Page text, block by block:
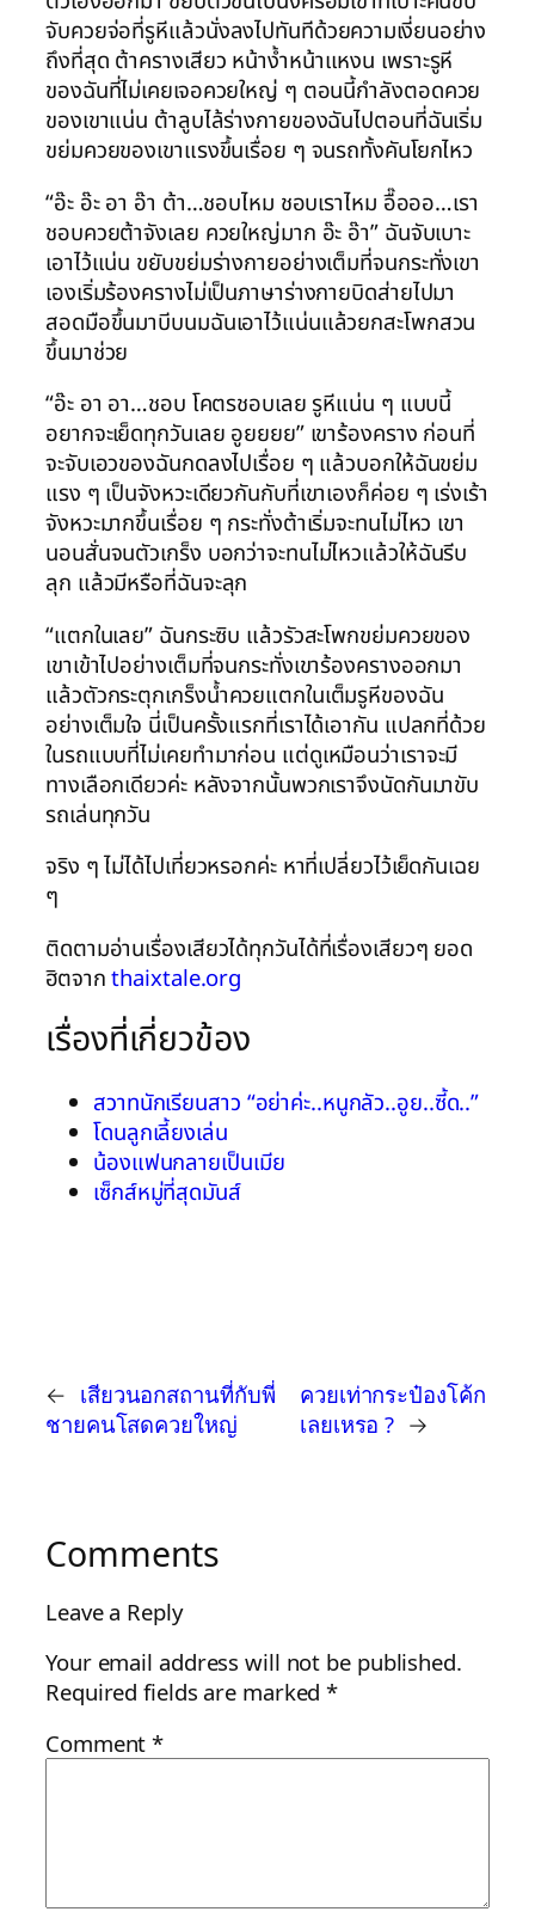
จับควยจ่อที่รูหีแล้วนั่งลงไปทันทีด้วยความเงี่ยนอย่าง
ถึงที่สุด ต้าครางเสียว หน้าง้ำหน้าแหงน เพราะรูหี
ของฉันที่ไม่เคยเจอควยใหญ่ ๆ ตอนนี้กำลังตอดควย
ของเขาแน่น ต้าลูบไล้ร่างกายของฉันไปตอนที่ฉันเริ่ม
ขย่มควยของเขาแรงขึ้นเรื่อย ๆ จนรถทั้งคันโยกไหว
“อ๊ะ อ๊ะ อา อ๊า ต้า…ชอบไหม ชอบเราไหม อื๊อออ…เรา
ชอบควยต้าจังเลย ควยใหญ่มาก อ๊ะ อ๊า” ฉันจับเบาะ
เอาไว้แน่น ขยับขย่มร่างกายอย่างเต็มที่จนกระทั่งเขา
เองเริ่มร้องครางไม่เป็นภาษาร่างกายบิดส่ายไปมา
สอดมือขึ้นมาบีบนมฉันเอาไว้แน่นแล้วยกสะโพกสวน
ขึ้นมาช่วย
“อ๊ะ อา อา…ชอบ โคตรชอบเลย รูหีแน่น ๆ แบบนี้
อยากจะเย็ดทุกวันเลย อูยยยย” เขาร้องคราง ก่อนที่
จะจับเอวของฉันกดลงไปเรื่อย ๆ แล้วบอกให้ฉันขย่ม
แรง ๆ เป็นจังหวะเดียวกันกับที่เขาเองก็ค่อย ๆ เร่งเร้า
จังหวะมากขึ้นเรื่อย ๆ กระทั่งต้าเริ่มจะทนไม่ไหว เขา
นอนสั่นจนตัวเกร็ง บอกว่าจะทนไม่ไหวแล้วให้ฉันรีบ
ลุก แล้วมีหรือที่ฉันจะลุก
“แตกในเลย” ฉันกระซิบ แล้วรัวสะโพกขย่มควยของ
เขาเข้าไปอย่างเต็มที่จนกระทั่งเขาร้องครางออกมา
แล้วตัวกระตุกเกร็งน้ำควยแตกในเต็มรูหีของฉัน
อย่างเต็มใจ นี่เป็นครั้งแรกที่เราได้เอากัน แปลกที่ด้วย
ในรถแบบที่ไม่เคยทำมาก่อน แต่ดูเหมือนว่าเราจะมี
ทางเลือกเดียวค่ะ หลังจากนั้นพวกเราจึงนัดกันมาขับ
รถเล่นทุกวัน
จริง ๆ ไม่ได้ไปเที่ยวหรอกค่ะ หาที่เปลี่ยวไว้เย็ดกันเฉย
ๆ
ติดตามอ่านเรื่องเสียวได้ทุกวันได้ที่เรื่องเสียวๆ ยอด
ฮิตจากthaixtale.org
เรื่องที่เกี่ยวข้อง
สวาทนักเรียนสาว “อย่าค่ะ..หนูกลัว..อูย..ซี้ด..”
โดนลูกเลี้ยงเล่น
น้องแฟนกลายเป็นเมีย
เซ็กส์หมู่ที่สุดมันส์
← เสียวนอกสถานที่กับพี่
ชายคนโสดควยใหญ่
ควยเท่ากระป๋องโค้ก
เลยเหรอ ? →
Comments
Leave a Reply
Your email address will not be published.
Required fields are marked*
Comment*